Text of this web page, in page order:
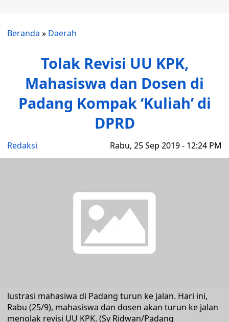
Beranda » Daerah
Tolak Revisi UU KPK,
Mahasiswa dan Dosen di
Padang Kompak ‘Kuliah’ di
DPRD
Redaksi Rabu, 25 Sep 2019 - 12:24 PM
lustrasi mahasiwa di Padang turun ke jalan. Hari ini,
Rabu (25/9), mahasiswa dan dosen akan turun ke jalan
menolak revisi UU KPK. (Sy Ridwan/Padang